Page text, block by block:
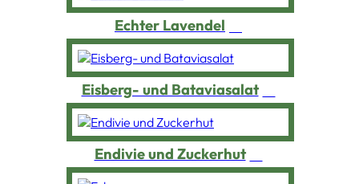
Echter Lavendel
Eisberg- und Bataviasalat
Endivie und Zuckerhut